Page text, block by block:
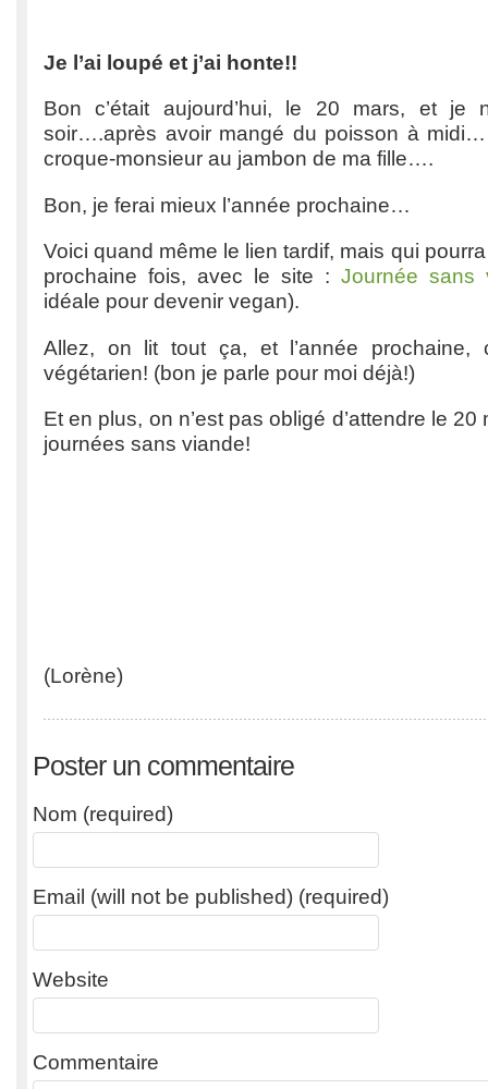
Je l’ai loupé et j’ai honte!!
Bon c’était aujourd’hui, le 20 mars, et je
soir….après avoir mangé du poisson à
croque-monsieur au jambon de ma fille….
Bon, je ferai mieux l’année prochaine…
Voici quand même le lien tardif, mais qui
prochaine fois, avec le site : Journée sans
idéale pour devenir vegan).
Allez, on lit tout ça, et l’année prochaine,
végétarien! (bon je parle pour moi déjà!)
Et en plus, on n’est pas obligé d’attendre le
journées sans viande!
(Lorène)
Poster un commentaire
Nom (required)
Email (will not be published) (required)
Website
Commentaire